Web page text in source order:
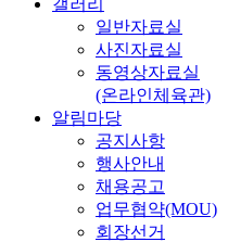
갤러리
일반자료실
사진자료실
동영상자료실
(온라인체육관)
알림마당
공지사항
행사안내
채용공고
업무협약(MOU)
회장선거